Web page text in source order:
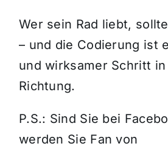
Wer sein Rad liebt,
– und die Codierung ist
und wirksamer Schritt
Richtung.
P.S.: Sind Sie bei
werden Sie Fan von